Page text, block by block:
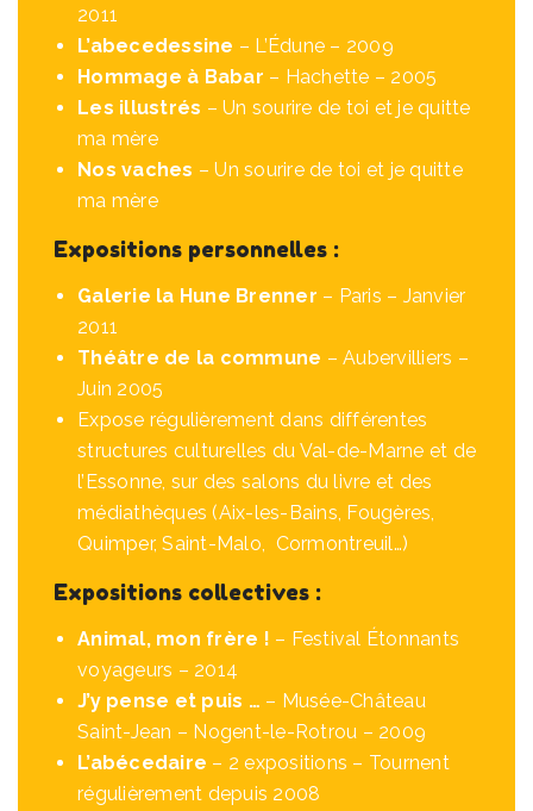
2011
L’abecedessine – L’Édune – 2009
Hommage à Babar – Hachette – 2005
Les illustrés – Un sourire de toi et je quitte
ma mère
Nos vaches – Un sourire de toi et je quitte
ma mère
Expositions personnelles :
Galerie la Hune Brenner – Paris – Janvier
2011
Théâtre de la commune – Aubervilliers –
Juin 2005
Expose régulièrement dans différentes
structures culturelles du Val-de-Marne et de
l’Essonne, sur des salons du livre et des
médiathèques (Aix-les-Bains, Fougères,
Quimper, Saint-Malo, Cormontreuil…)
Expositions collectives :
Animal, mon frère ! – Festival Étonnants
voyageurs – 2014
J’y pense et puis … – Musée-Château
Saint-Jean – Nogent-le-Rotrou – 2009
L’abécedaire – 2 expositions – Tournent
régulièrement depuis 2008